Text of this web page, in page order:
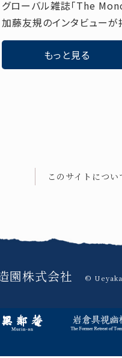
グローバル雑誌「The
加藤友規のインタビューが
もっと見る
このサイトについ
園株式会社 ©